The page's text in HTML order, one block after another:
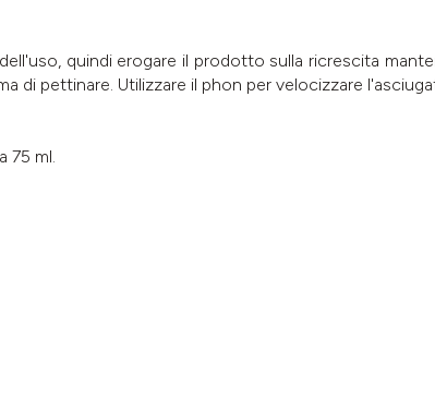
quindi erogare il prodotto sulla ricrescita
di pettinare. Utilizzare il phon per velocizzare
75 ml.